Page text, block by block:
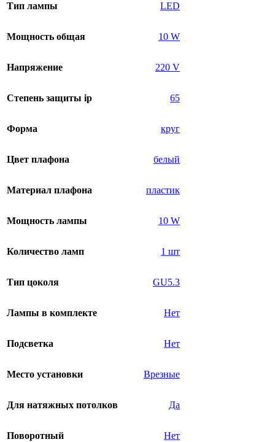
Тип лампы LED
Мощность общая 10 W
Напряжение 220 V
Степень защиты ip 65
Форма круг
Цвет плафона белый
Материал плафона пластик
Мощность лампы 10 W
Количество ламп 1 шт
Тип цоколя GU5.3
Лампы в комплекте Нет
Подсветка Нет
Место установки Врезные
Для натяжных потолков Да
Поворотный Нет